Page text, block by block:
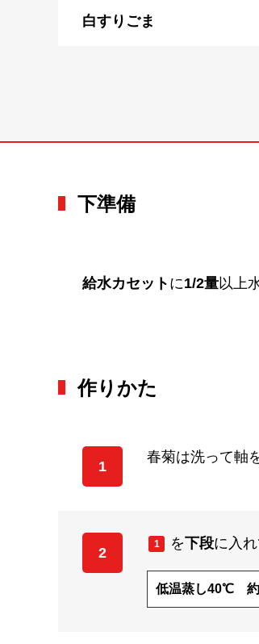
白すりごま
下準備
給水カセット に1/2量以上
作りかた
1
春菊は洗って軸
2
1 を下段に入れ
低温蒸し40℃